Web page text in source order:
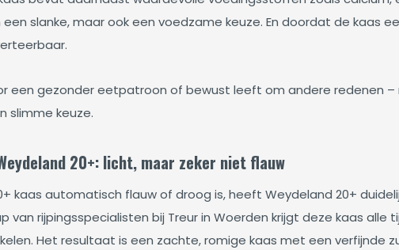
slanke, maar ook een voedzame keuze. En doordat de kaas
een gezonder eetpatroon of bewust leeft om andere redenen –
slimme keuze.
20+: licht, maar zeker niet flauw
kaas automatisch flauw of droog is, heeft Weydeland 20+
van rijpingsspecialisten bij Treur in Woerden krijgt deze kaas alle
Het resultaat is een zachte, romige kaas met een verfijnde